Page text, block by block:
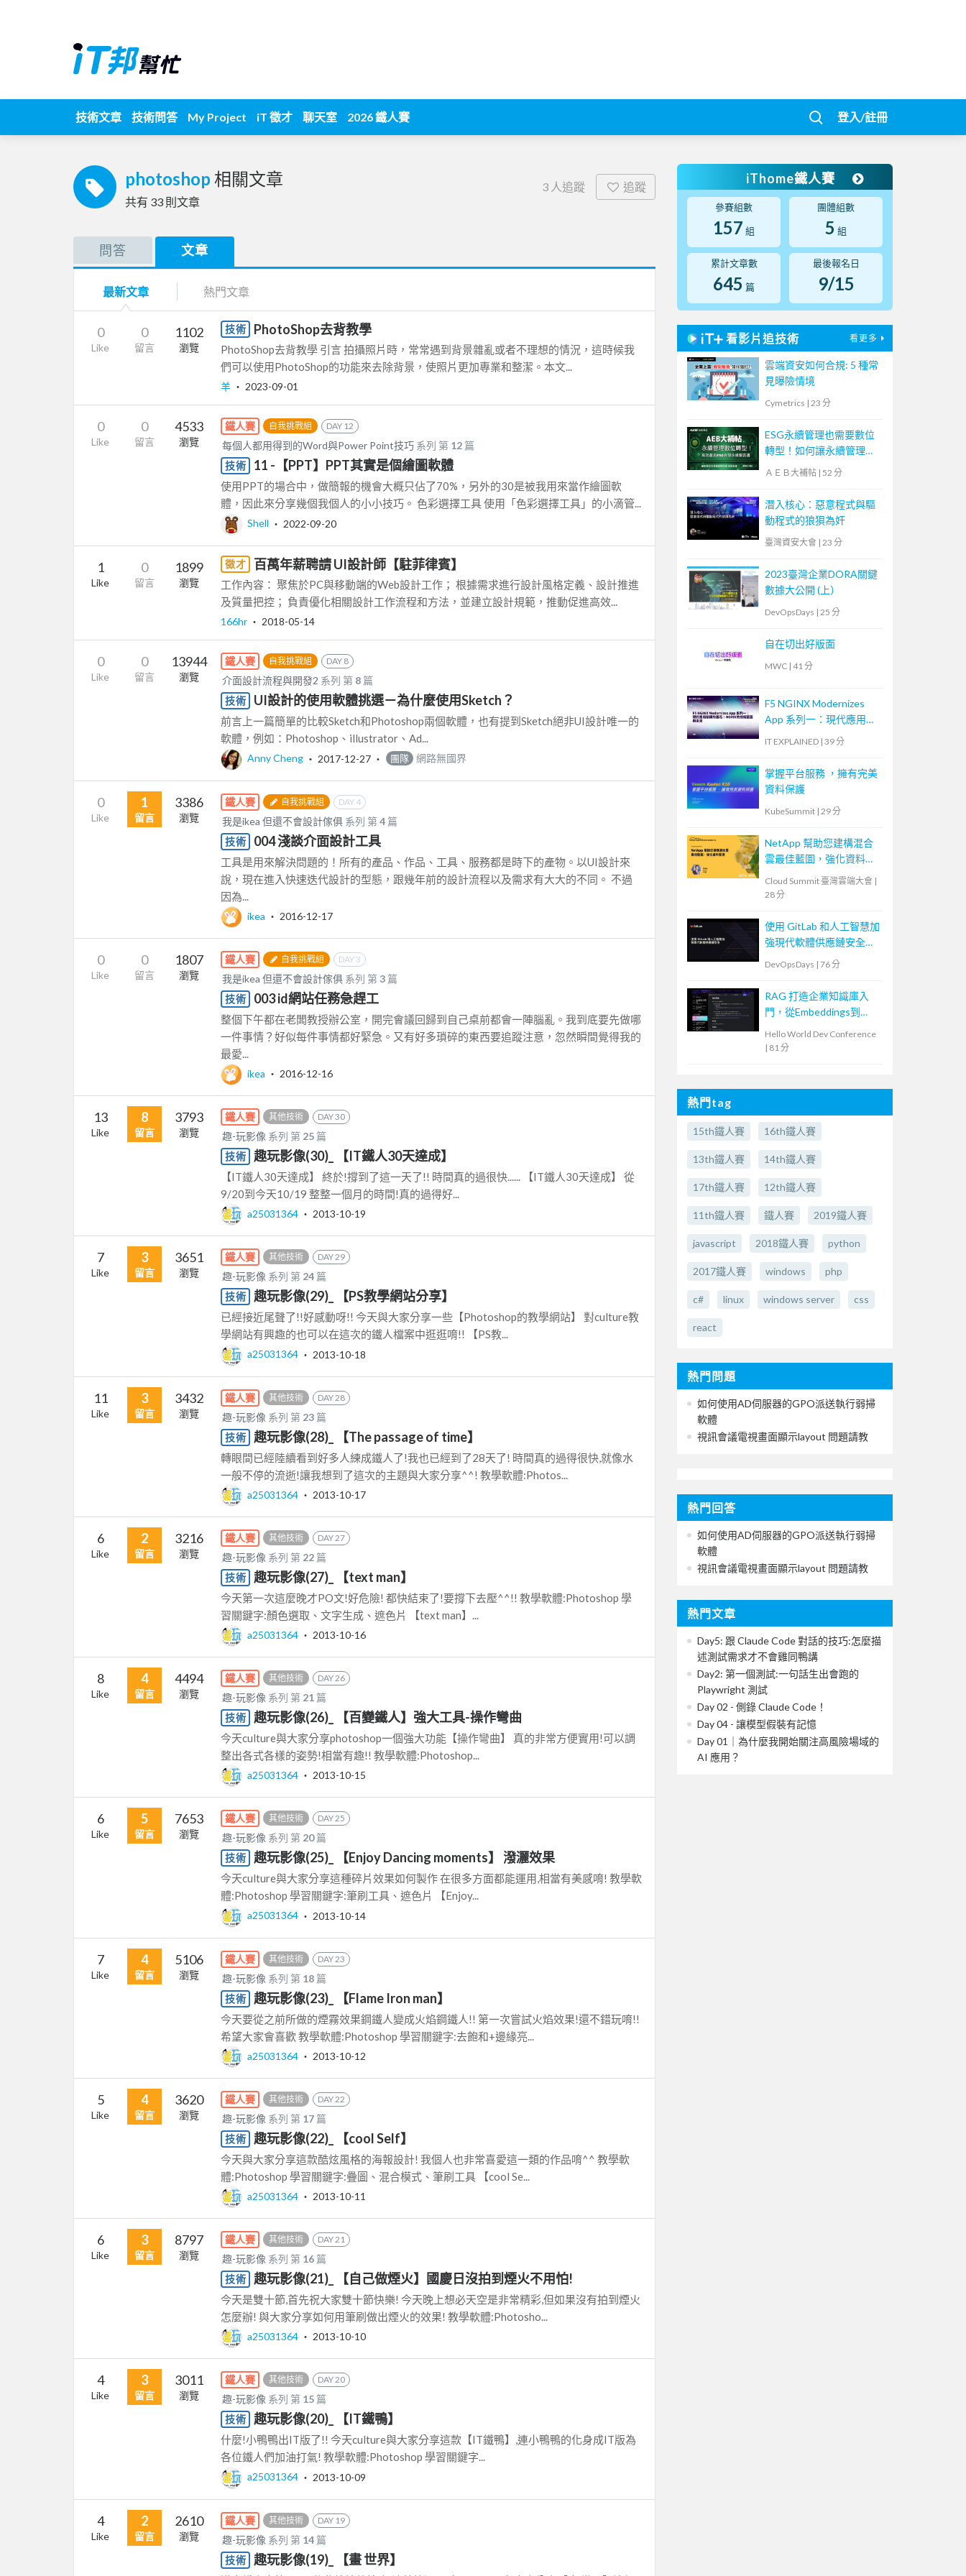
技術文章 技術問答 My Project iT 徵才 聊天室 2026 鐵人賽 登入/註冊
photoshop 相關文章
共有 33 則文章
3 人追蹤 追蹤
問答 文章
最新文章 熱門文章
0
Like
0
留言
1102
瀏覽
技術 PhotoShop去背教學
PhotoShop去背教學 引言 拍攝照片時，常常遇到背景雜亂或者不理想的情況，這時候我
們可以使用PhotoShop的功能來去除背景，使照片更加專業和整潔。本文...
羊 ‧ 2023-09-01
0
Like
0
留言
4533
瀏覽
鐵人賽 自我挑戰組 DAY 12
每個人都用得到的Word與Power Point技巧 系列 第 12 篇
技術
11 -【PPT】PPT其實是個繪圖軟體
使用PPT的場合中，做簡報的機會大概只佔了70%，另外的30是被我用來當作繪圖軟
體，因此來分享幾個我個人的小小技巧。 色彩選擇工具 使用「色彩選擇工具」的小滴管...
Shell ‧ 2022-09-20
1
Like
0
留言
1899
瀏覽
徵才 百萬年薪聘請 UI設計師【駐菲律賓】
工作內容： 聚焦於PC與移動端的Web設計工作； 根據需求進行設計風格定義、設計推進
及質量把控； 負責優化相關設計工作流程和方法，並建立設計規範，推動促進高效...
166hr ‧ 2018-05-14
0
Like
0
留言
13944
瀏覽
鐵人賽 自我挑戰組 DAY 8
介面設計流程與開發2 系列 第 8 篇
技術
UI設計的使用軟體挑選－為什麼使用Sketch？
前言上一篇簡單的比較Sketch和Photoshop兩個軟體，也有提到Sketch絕非UI設計唯一的
軟體，例如：Photoshop、illustrator、Ad...
Anny Cheng ‧ 2017-12-27 ‧ 團隊 網路無國界
0
Like
1
留言
3386
瀏覽
鐵人賽 自我挑戰組 DAY 4
我是ikea 但還不會設計傢俱 系列 第4 篇
技術
004 淺談介面設計工具
工具是用來解決問題的！所有的產品、作品、工具、服務都是時下的產物。以UI設計來
說，現在進入快速迭代設計的型態，跟幾年前的設計流程以及需求有大大的不同。 不過
因為...
ikea ‧ 2016-12-17
0
Like
0
留言
1807
瀏覽
鐵人賽 自我挑戰組 DAY 3
我是ikea 但還不會設計傢俱 系列 第3 篇
技術
003 id網站任務急趕工
整個下午都在老闆教授辦公室，開完會議回歸到自己桌前都會一陣腦亂。我到底要先做哪
一件事情？好似每件事情都好緊急。又有好多瑣碎的東西要追蹤注意，忽然瞬間覺得我的
最愛...
ikea ‧ 2016-12-16
13
Like
8
留言
3793
瀏覽
鐵人賽 其他技術 DAY 30
趣-玩影像 系列 第 25 篇
技術
趣玩影像(30)_ 【IT鐵人30天達成】
【IT鐵人30天達成】 終於!撐到了這一天了!! 時間真的過很快...... 【IT鐵人30天達成】 從
9/20到今天10/19 整整一個月的時間!真的過得好...
a25031364 ‧ 2013-10-19
7
Like
3
留言
3651
瀏覽
鐵人賽 其他技術 DAY 29
趣-玩影像 系列 第 24 篇
技術
趣玩影像(29)_ 【PS教學網站分享】
已經接近尾聲了!!好感動呀!! 今天與大家分享一些【Photoshop的教學網站】 對culture教
學網站有興趣的也可以在這次的鐵人檔案中逛逛唷!! 【PS教...
a25031364 ‧ 2013-10-18
11
Like
3
留言
3432
瀏覽
鐵人賽 其他技術 DAY 28
趣-玩影像 系列 第 23 篇
技術
趣玩影像(28)_ 【The passage of time】
轉眼間已經陸續看到好多人練成鐵人了!我也已經到了28天了! 時間真的過得很快,就像水
一般不停的流逝!讓我想到了這次的主題與大家分享^^! 教學軟體:Photos...
a25031364 ‧ 2013-10-17
6
Like
2
留言
3216
瀏覽
鐵人賽 其他技術 DAY 27
趣-玩影像 系列 第 22 篇
技術
趣玩影像(27)_ 【text man】
今天第一次這麼晚才PO文!好危險! 都快結束了!要撐下去壓^^!! 教學軟體:Photoshop 學
習關鍵字:顏色選取、文字生成、遮色片 【text man】...
a25031364 ‧ 2013-10-16
8
Like
4
留言
4494
瀏覽
鐵人賽 其他技術 DAY 26
趣-玩影像 系列 第 21 篇
技術
趣玩影像(26)_ 【百變鐵人】強大工具-操作彎曲
今天culture與大家分享photoshop一個強大功能【操作彎曲】 真的非常方便實用!可以調
整出各式各樣的姿勢!相當有趣!! 教學軟體:Photoshop...
a25031364 ‧ 2013-10-15
6
Like
5
留言
7653
瀏覽
鐵人賽 其他技術 DAY 25
趣-玩影像 系列 第 20篇
技術
趣玩影像(25)_ 【Enjoy Dancing moments】 潑灑效果
今天culture與大家分享這種碎片效果如何製作 在很多方面都能運用,相當有美感唷! 教學軟
體:Photoshop 學習關鍵字:筆刷工具、遮色片 【Enjoy...
a25031364 ‧ 2013-10-14
7
Like
4
留言
5106
瀏覽
鐵人賽 其他技術 DAY 23
趣-玩影像 系列 第 18 篇
技術
趣玩影像(23)_ 【Flame Iron man】
今天要從之前所做的煙霧效果鋼鐵人變成火焰鋼鐵人!! 第一次嘗試火焰效果!還不錯玩唷!!
希望大家會喜歡 教學軟體:Photoshop 學習關鍵字:去飽和+邊緣亮...
a25031364 ‧ 2013-10-12
5
Like
4
留言
3620
瀏覽
鐵人賽 其他技術 DAY 22
趣-玩影像 系列 第 17 篇
技術
趣玩影像(22)_ 【cool Self】
今天與大家分享這款酷炫風格的海報設計! 我個人也非常喜愛這一類的作品唷^^ 教學軟
體:Photoshop 學習關鍵字:疊圖、混合模式、筆刷工具 【cool Se...
a25031364 ‧ 2013-10-11
6
Like
3
留言
8797
瀏覽
鐵人賽 其他技術 DAY 21
趣-玩影像 系列 第 16 篇
技術
趣玩影像(21)_ 【自己做煙火】國慶日沒拍到煙火不用怕!
今天是雙十節,首先祝大家雙十節快樂! 今天晚上想必天空是非常精彩,但如果沒有拍到煙火
怎麼辦! 與大家分享如何用筆刷做出煙火的效果! 教學軟體:Photosho...
a25031364 ‧ 2013-10-10
4
Like
3
留言
3011
瀏覽
鐵人賽 其他技術 DAY 20
趣-玩影像 系列 第 15 篇
技術
趣玩影像(20)_ 【IT鐵鴨】
什麼!小鴨鴨出IT版了!! 今天culture與大家分享這款【IT鐵鴨】,連小鴨鴨的化身成IT版為
各位鐵人們加油打氣! 教學軟體:Photoshop 學習關鍵字...
a25031364 ‧ 2013-10-09
4
Like
2
留言
2610
瀏覽
鐵人賽 其他技術 DAY 19
趣-玩影像 系列 第 14 篇
技術
趣玩影像(19)_ 【畫 世界】
iThome鐵人賽
參賽組數
157 組
團體組數
5 組
累計文章數
645 篇
最後報名日
9/15
看影片追技術 看更多
雲端資安如何合規: 5 種常
見曝險情境
Cymetrics | 23 分
ESG永續管理也需要數位
轉型！如何讓永續管理既
高效又符合國際標章？
ＡＥＢ大補帖 | 52 分
潛入核心：惡意程式與驅
動程式的狼狽為奸
臺灣資安大會 | 23 分
2023臺灣企業DORA關鍵
數據大公開 (上）
DevOpsDays | 25 分
自在切出好版面
MWC | 41 分
F5 NGINX Modernizes
App 系列一：現代應用架
構的基石：NGINX的技術
IT EXPLAINED | 39 分
掌握平台服務 ，擁有完美
資料保護
KubeSummit | 29 分
NetApp 幫助您建構混合
雲最佳藍圖，強化資料管
Cloud Summit 臺灣雲端大會 |
28 分
使用 GitLab 和人工智慧加
強現代軟體供應鏈安全
Securing the Modern
with GitLab and AI
DevOpsDays | 76 分
RAG 打造企業知識庫入
門，從Embeddings到
Hello World Dev Conference
| 81 分
熱門tag
15th鐵人賽 16th鐵人賽
13th鐵人賽 14th鐵人賽
17th鐵人賽 12th鐵人賽
11th鐵人賽 鐵人賽 2019鐵人賽
javascript 2018鐵人賽 python
2017鐵人賽 windows php
c# linux windows server css
react
熱門問題
如何使用AD伺服器的GPO派送執行弱掃
軟體
視訊會議電視畫面顯示layout 問題請教
熱門回答
如何使用AD伺服器的GPO派送執行弱掃
軟體
視訊會議電視畫面顯示layout 問題請教
熱門文章
Day5: 跟 Claude Code 對話的技巧:怎麼描
述測試需求才不會雞同鴨講
Day2: 第一個測試:一句話生出會跑的
Playwright 測試
Day 02 - 側錄 Claude Code！
Day 04 - 讓模型假裝有記憶
Day 01｜為什麼我開始關注高風險場域的
AI 應用？